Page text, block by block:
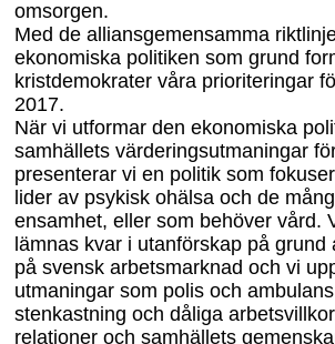
omsorgen.
Med de alliansgemensamma
ekonomiska politiken som grund
kristdemokrater våra prioriteringar
2017.
När vi utformar den ekonomiska
samhällets värderingsutmaningar
presenterar vi en politik som
lider av psykisk ohälsa och de
ensamhet, eller som behöver vård.
lämnas kvar i utanförskap på grund
på svensk arbetsmarknad och vi
utmaningar som polis och
stenkastning och dåliga
relationer och samhällets